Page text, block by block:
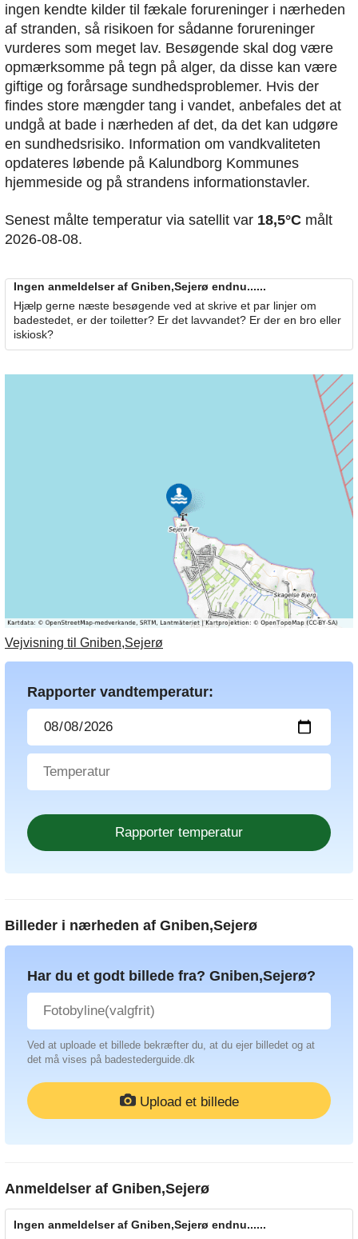
ingen kendte kilder til fækale forureninger i nærheden
af stranden, så risikoen for sådanne forureninger
vurderes som meget lav. Besøgende skal dog være
opmærksomme på tegn på alger, da disse kan være
giftige og forårsage sundhedsproblemer. Hvis der
findes store mængder tang i vandet, anbefales det at
undgå at bade i nærheden af det, da det kan udgøre
en sundhedsrisiko. Information om vandkvaliteten
opdateres løbende på Kalundborg Kommunes
hjemmeside og på strandens informationstavler.
Senest målte temperatur via satellit var 18,5°C målt
2026-08-08.
Ingen anmeldelser af Gniben,Sejerø endnu......
Hjælp gerne næste besøgende ved at skrive et par linjer om
badestedet, er der toiletter? Er det lavvandet? Er der en bro eller
iskiosk?
Vejvisning til Gniben,Sejerø
Rapporter vandtemperatur:
Billeder i nærheden af Gniben,Sejerø
Har du et godt billede fra? Gniben,Sejerø?
Ved at uploade et billede bekræfter du, at du ejer billedet og at
det må vises på badestederguide.dk
Upload et billede
Anmeldelser af Gniben,Sejerø
Ingen anmeldelser af Gniben,Sejerø endnu......